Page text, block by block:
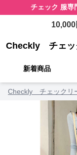
チェック 服専
10,000
Checkly チェッ
新着商品
Checkly チェックリ